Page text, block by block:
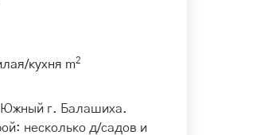
кухня m2
Южный г. Балашиха.
несколько д/садов и